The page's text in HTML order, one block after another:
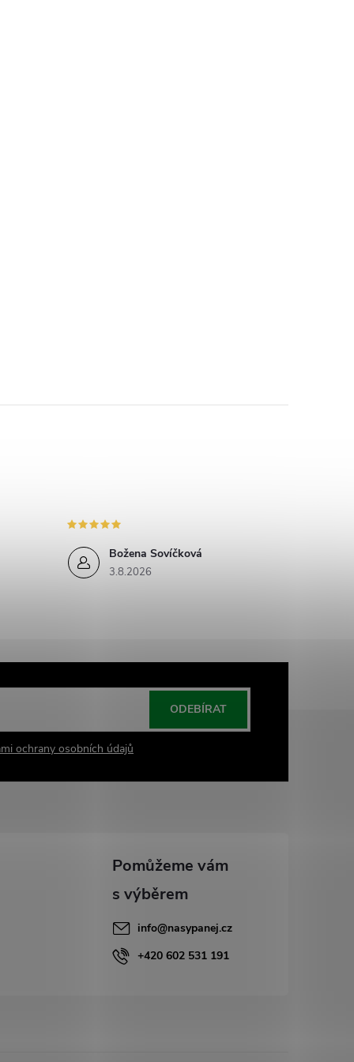
Božena Sovíčková
3.8.2026
ochrany osobních údajů
ODEBÍRAT
info@nasypanej.cz
+420 602 531 191